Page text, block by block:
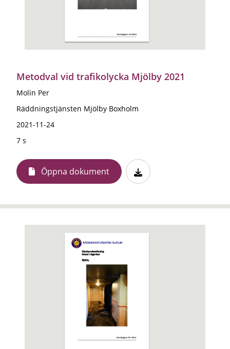
Metodval vid trafikolycka Mjölby 2021
Molin Per
Räddningstjänsten Mjölby Boxholm
2021-11-24
7 s
Öppna dokument